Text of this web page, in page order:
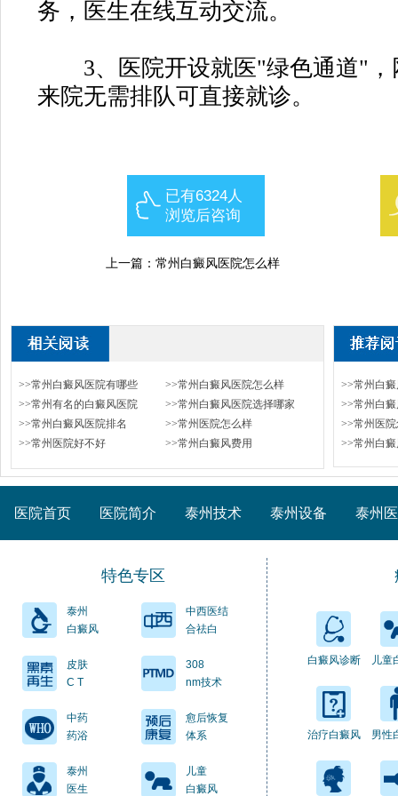
务，医生在线互动交流。
3、医院开设就医"绿色通道"，
来院无需排队可直接就诊。
已有6324人
浏览后咨询
上一篇： 常州白癜风医院怎么样
>>常州白癜风医院有哪些
>>常州白癜风医院怎么样
>>常州有名的白癜风医院
>>常州白癜风医院选择哪家
>>常州白癜风医院排名
>>常州医院怎么样
>>常州医院好不好
>>常州白癜风费用
>>常州白
>>常州白
>>常州医
>>常州白
医院首页 医院简介 泰州技术 泰州设备 泰州
特色专区
泰州
白癜风
中西医结
合祛白
皮肤
C T
308
nm技术
中药
药浴
愈后恢复
体系
泰州
医生
儿童
白癜风
白癜风诊断 儿童
治疗白癜风 男性